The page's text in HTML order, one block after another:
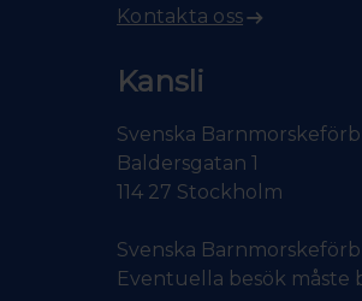
Kontakta oss
Kansli
Svenska
Baldersgatan 1
114 27 Stockholm
Svenska
Eventuella besök måste